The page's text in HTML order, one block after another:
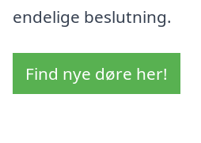
endelige beslutning.
Find nye døre her!